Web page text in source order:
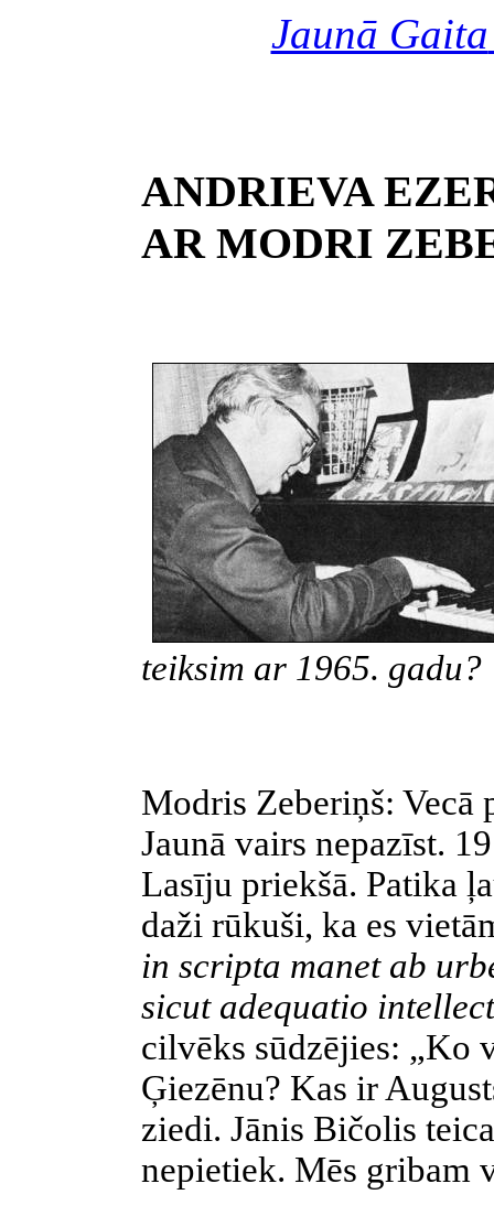
Jaunā Gaita
ANDRIEVA
AR MODRI
teiksim ar 1965. gadu?
Modris Zeberiņš: Vecā
Jaunā vairs nepazīst.
Lasīju priekšā. Patika
daži rūkuši, ka es
in scripta manet ab
sicut adequatio
cilvēks sūdzējies: „Ko
Ģiezēnu? Kas ir
ziedi. Jānis Bičolis
nepietiek. Mēs